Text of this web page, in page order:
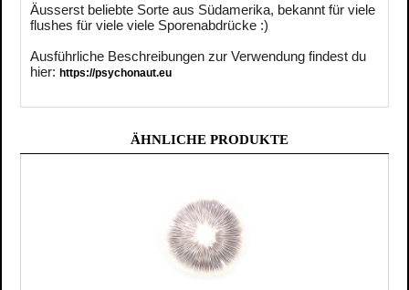
Äusserst beliebte Sorte aus Südamerika, bekannt für viele
flushes für viele viele Sporenabdrücke :)
Ausführliche Beschreibungen zur Verwendung findest du
hier: https://psychonaut.eu
ÄHNLICHE PRODUKTE